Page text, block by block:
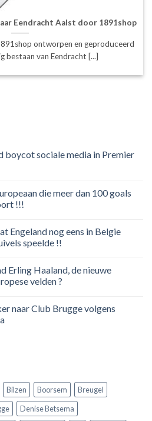
Eendracht Aalst door 1891shop
ontworpen en geproduceerd
bestaan van Eendracht [...]
boycot sociale media in Premier
die meer dan 100 goals
!!!
Engeland nog eens in Belgie
speelde !!
Erling Haaland, de nieuwe
velden ?
naar Club Brugge volgens
Bilzen Boorsem
Breugel
Denise Betsema